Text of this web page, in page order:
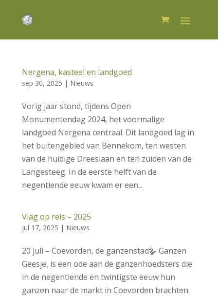
Nergena, kasteel en landgoed
sep 30, 2025 | Nieuws
Vorig jaar stond, tijdens Open
Monumentendag 2024, het voormalige
landgoed Nergena centraal. Dit landgoed lag in
het buitengebied van Bennekom, ten westen
van de huidige Dreeslaan en ten zuiden van de
Langesteeg. In de eerste helft van de
negentiende eeuw kwam er een...
Vlag op reis – 2025
jul 17, 2025 | Nieuws
20 juli – Coevorden, de ganzenstad🪿 Ganzen
Geesje, is een ode aan de ganzenhoedsters die
in de negentiende en twintigste eeuw hun
ganzen naar de markt in Coevorden brachten.